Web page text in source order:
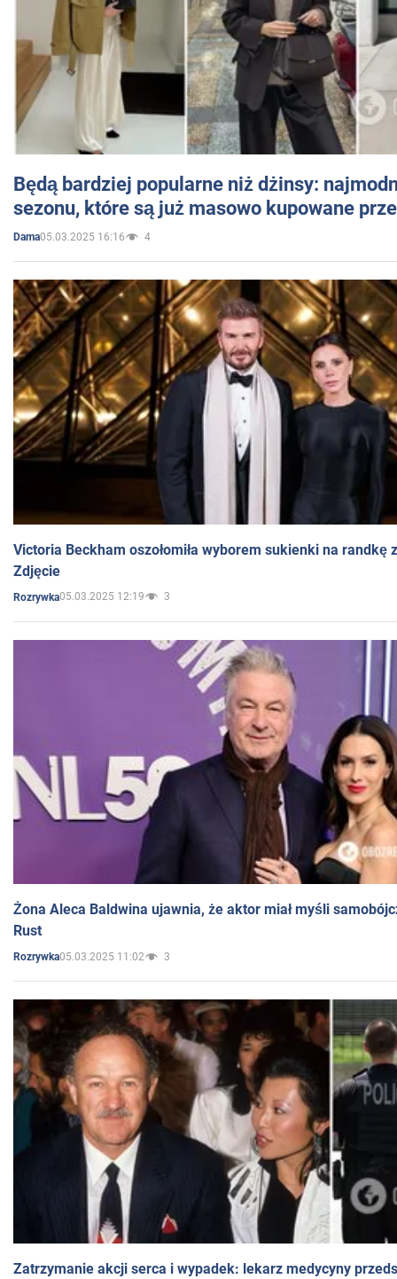
Będą bardziej popularne niż dżinsy:
sezonu, które są już masowo kupowane
Dama05.03.2025 16:16 4
Victoria Beckham oszołomiła wyborem sukienki na randkę
Zdjęcie
Rozrywka05.03.2025 12:19 3
Żona Aleca Baldwina ujawnia, że aktor miał myśli
Rust
Rozrywka05.03.2025 11:02 3
Zatrzymanie akcji serca i wypadek: lekarz medycyny